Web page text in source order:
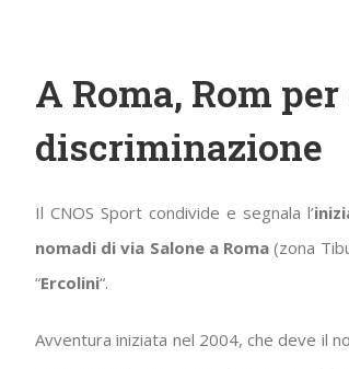
A Roma, Rom
discriminazione
Il CNOS Sport condivide e segnala l’
nomadi di via Salone a Roma(zona
“Ercolini“.
Avventura iniziata nel 2004, che deve il